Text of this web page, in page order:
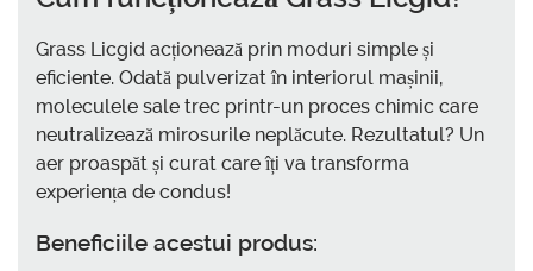
Grass Licgid acționează prin moduri simple și
eficiente. Odată pulverizat în interiorul mașinii,
moleculele sale trec printr-un proces chimic care
neutralizează mirosurile neplăcute. Rezultatul? Un
aer proaspăt și curat care îți va transforma
experiența de condus!
Beneficiile acestui produs: